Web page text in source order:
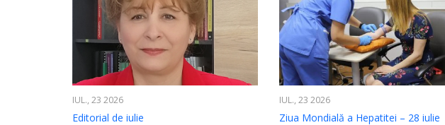
IUL., 23 2026
Editorial de iulie
IUL., 23 2026
Ziua Mondială a Hepatitei – 28 iulie